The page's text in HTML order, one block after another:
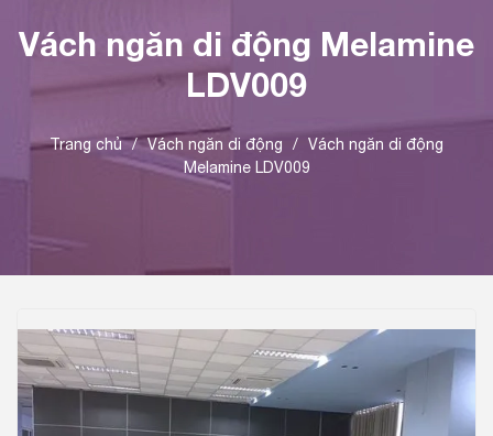
Vách ngăn di động Melamine
LDV009
Trang chủ / Vách ngăn di động / Vách ngăn di động
Melamine LDV009